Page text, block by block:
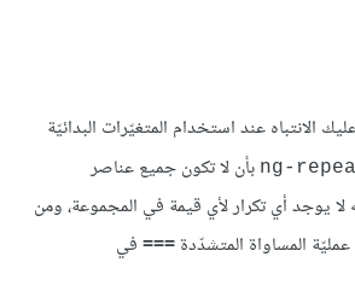
الانتباه عند استخدام المتغيّرات البدائيّة
ng- بأن لا تكون جميع عناصر
لا يوجد أي تكرار لأي قيمة في المجموعة، ومن
المساواة المتشدّدة===في